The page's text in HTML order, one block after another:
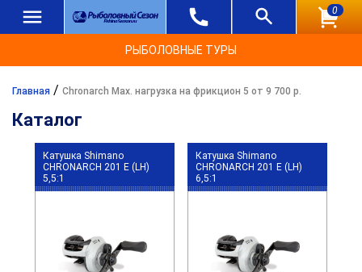
0
РЫБОЛОВНЫЕ ТУРЫ
Главная / Chronarch Max. нагрузка на фрикцион 5 от 9 700 р.
Каталог
Катушка Shimano
CHRONARCH 201 E (LH)
5,5:1
Катушка Shimano
CHRONARCH 201 E (LH)
6,5:1